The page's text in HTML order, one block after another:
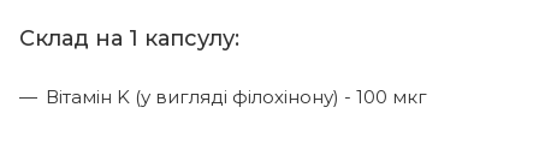
Склад на 1 капсулу:
Вітамін K (у вигляді філохінону) - 100 мкг